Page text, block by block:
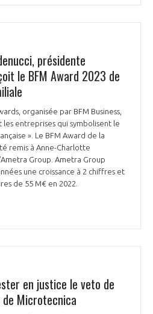
présidente
le BFM Award 2023 de
organisée par BFM Business,
les entreprises qui symbolisent le
». Le BFM Award de la
remis à Anne-Charlotte
Group. Ametra Group
une croissance à 2 chiffres et
de 55 M€ en 2022.
en justice le veto de
Microtecnica